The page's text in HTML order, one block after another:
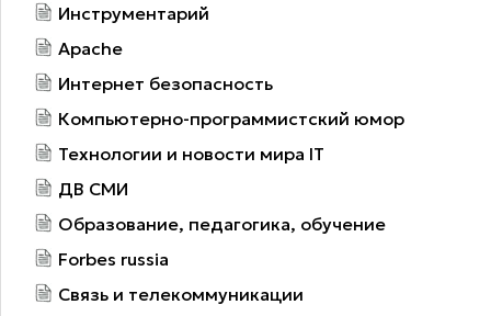
Инструментарий
Apache
Интернет безопасность
Компьютерно-программистский юмор
Технологии и новости мира IT
ДВ СМИ
Образование, педагогика, обучение
Forbes russia
Связь и телекоммуникации